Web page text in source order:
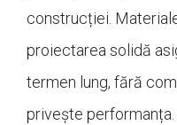
construcției.
proiectarea solidă
termen lung, fără
privește performanța.